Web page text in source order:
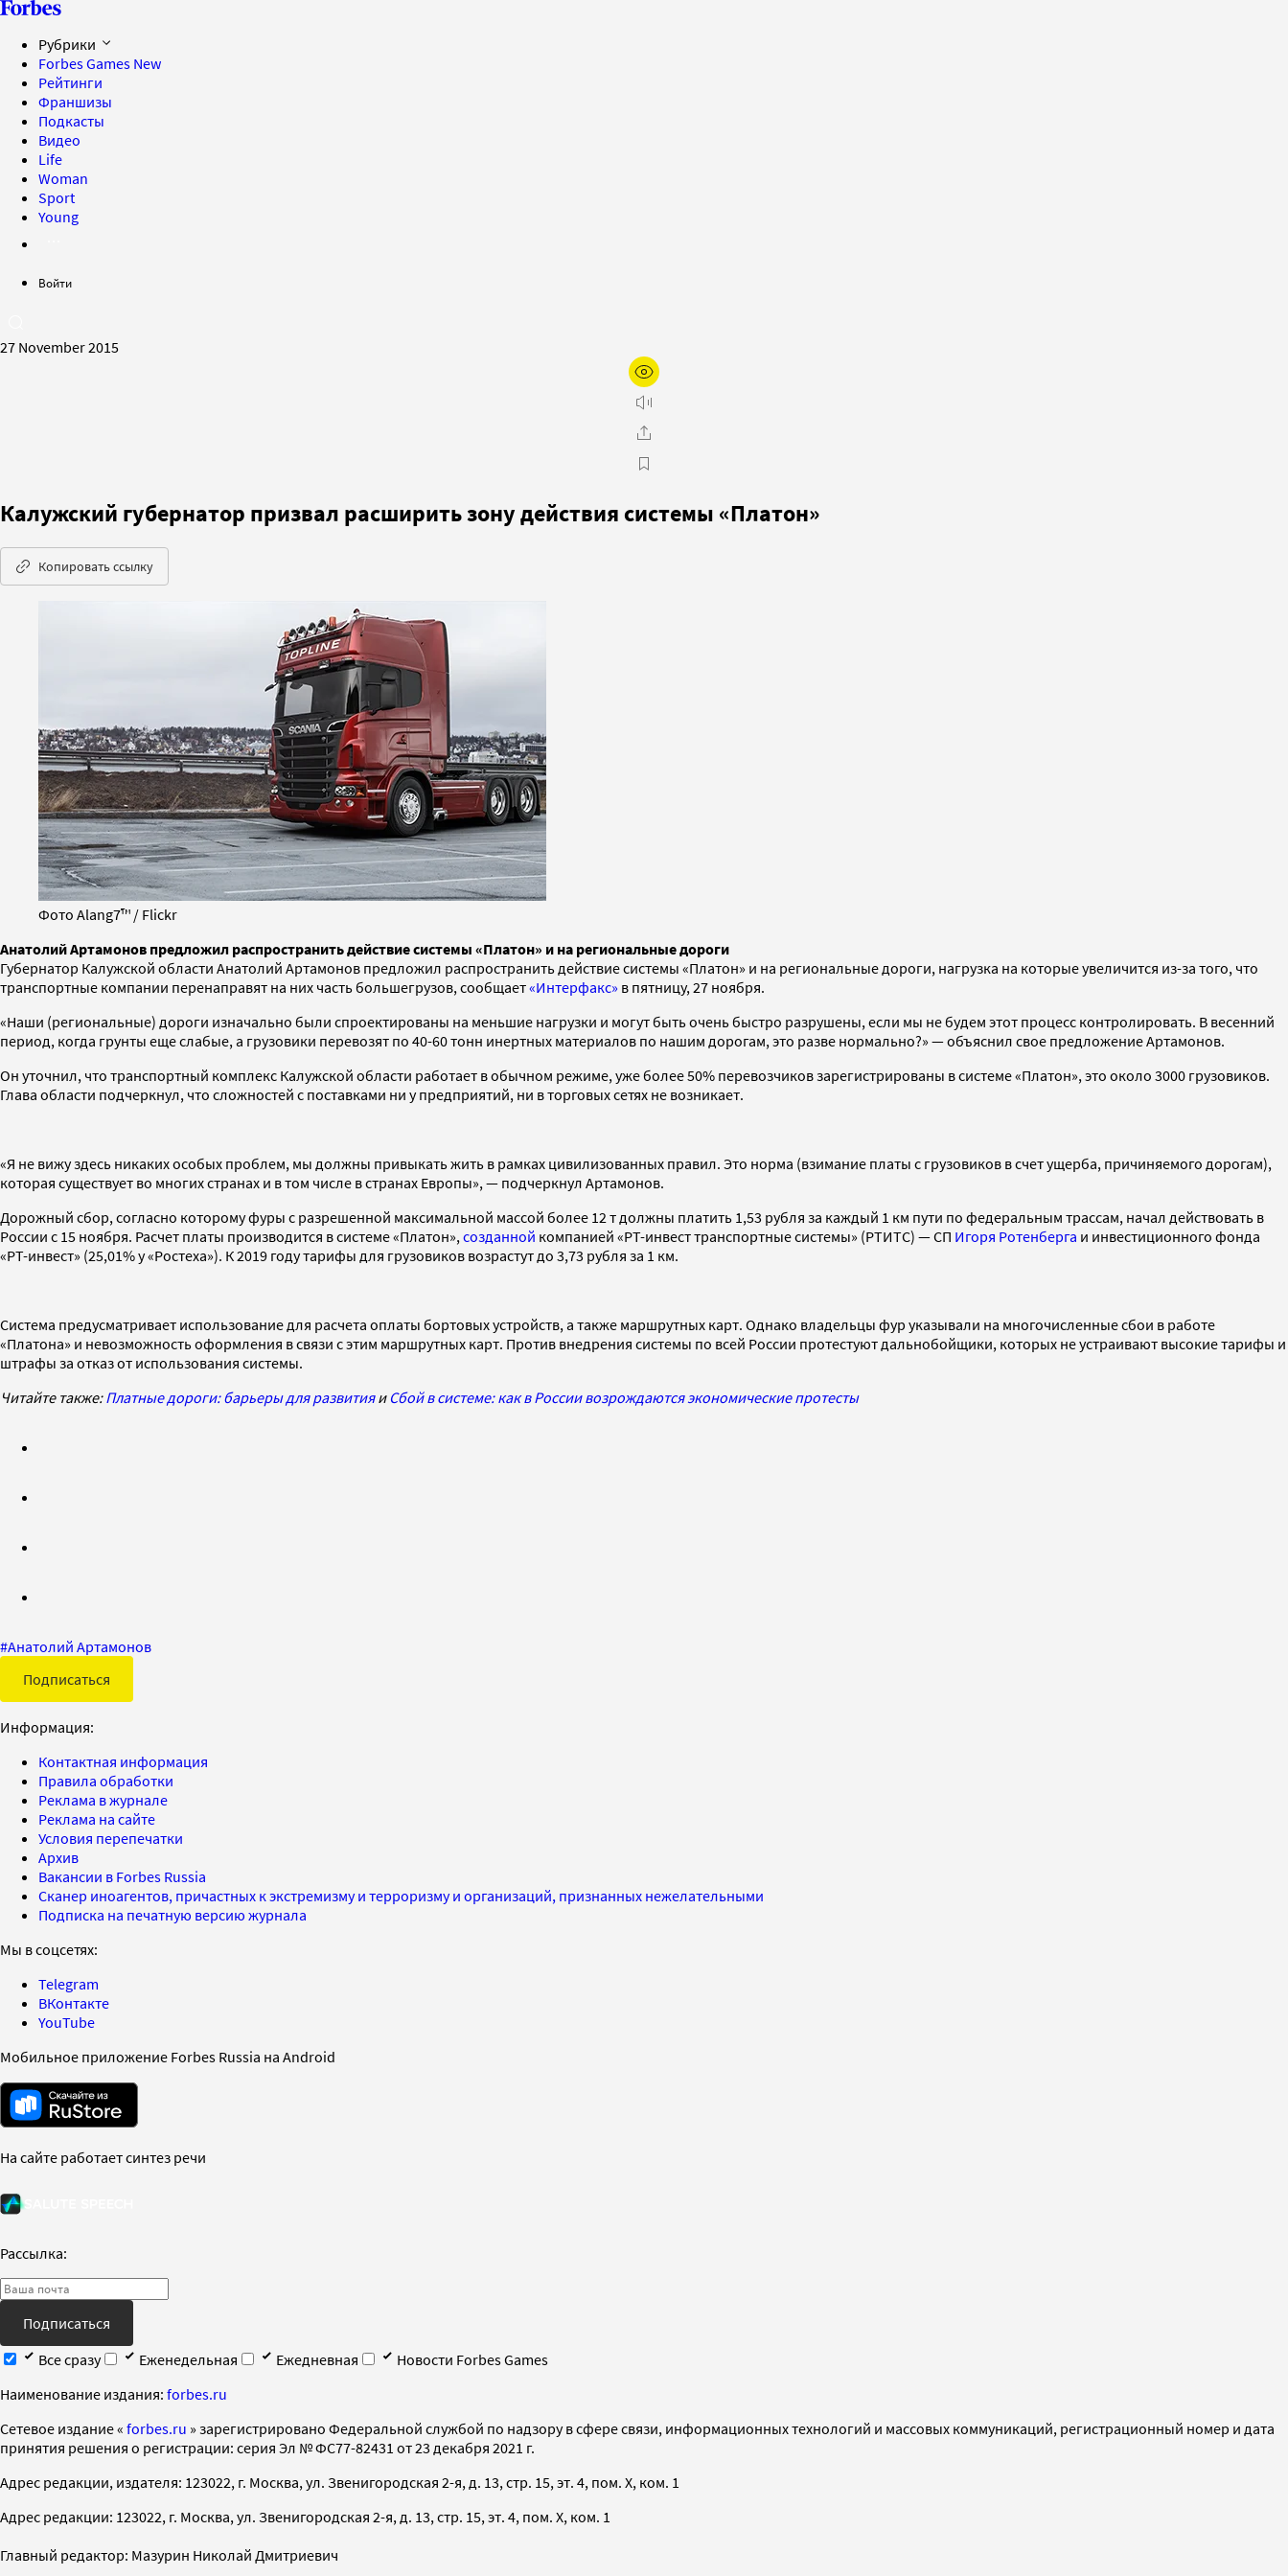
Рубрики
Forbes Games New
Рейтинги
Франшизы
Подкасты
Видео
Life
Woman
Sport
Young
Войти
27 November 2015
Калужский губернатор призвал расширить зону действия системы «Платон»
Копировать ссылку
Фото Alang7™ / Flickr
Анатолий Артамонов предложил распространить действие системы «Платон» и на региональные дороги
Губернатор Калужской области Анатолий Артамонов предложил распространить действие системы «Платон» и на региональные дороги, нагрузка на которые увеличится из-за того, что
транспортные компании перенаправят на них часть большегрузов, сообщает«Интерфакс» в пятницу, 27 ноября.
«Наши (региональные) дороги изначально были спроектированы на меньшие нагрузки и могут быть очень быстро разрушены, если мы не будем этот процесс контролировать. В весенний
период, когда грунты еще слабые, а грузовики перевозят по 40-60 тонн инертных материалов по нашим дорогам, это разве нормально?» — объяснил свое предложение Артамонов.
Он уточнил, что транспортный комплекс Калужской области работает в обычном режиме, уже более 50% перевозчиков зарегистрированы в системе «Платон», это около 3000 грузовиков.
Глава области подчеркнул, что сложностей с поставками ни у предприятий, ни в торговых сетях не возникает.
«Я не вижу здесь никаких особых проблем, мы должны привыкать жить в рамках цивилизованных правил. Это норма (взимание платы с грузовиков в счет ущерба, причиняемого дорогам),
которая существует во многих странах и в том числе в странах Европы», — подчеркнул Артамонов.
Дорожный сбор, согласно которому фуры с разрешенной максимальной массой более 12 т должны платить 1,53 рубля за каждый 1 км пути по федеральным трассам, начал действовать в
России с 15 ноября. Расчет платы производится в системе «Платон», созданной компанией «РТ-инвест транспортные системы» (РТИТС) — СП Игоря Ротенберга и инвестиционного фонда
«РТ-инвест» (25,01% у «Ростеха»). К 2019 году тарифы для грузовиков возрастут до 3,73 рубля за 1 км.
Система предусматривает использование для расчета оплаты бортовых устройств, а также маршрутных карт. Однако владельцы фур указывали на многочисленные сбои в работе
«Платона» и невозможность оформления в связи с этим маршрутных карт. Против внедрения системы по всей России протестуют дальнобойщики, которых не устраивают высокие тарифы и
штрафы за отказ от использования системы.
Читайте также:Платные дороги: барьеры для развитияи Сбой в системе: как в России возрождаются экономические протесты
#Анатолий Артамонов
Подписаться
Информация:
Контактная информация
Правила обработки
Реклама в журнале
Реклама на сайте
Условия перепечатки
Архив
Вакансии в Forbes Russia
Сканер иноагентов, причастных к экстремизму и терроризму и организаций, признанных нежелательными
Подписка на печатную версию журнала
Мы в соцсетях:
Telegram
ВКонтакте
YouTube
Мобильное приложение Forbes Russia на Android
На сайте работает синтез речи
Рассылка:
Подписаться
Все сразу
Еженедельная Ежедневная
Новости Forbes Games
Наименование издания: forbes.ru
Cетевое издание « forbes.ru » зарегистрировано Федеральной службой по надзору в сфере связи, информационных технологий и массовых коммуникаций, регистрационный номер и дата
принятия решения о регистрации: серия Эл № ФС77-82431 от 23 декабря 2021 г.
Адрес редакции, издателя: 123022, г. Москва, ул. Звенигородская 2-я, д. 13, стр. 15, эт. 4, пом. X, ком. 1
Адрес редакции: 123022, г. Москва, ул. Звенигородская 2-я, д. 13, стр. 15, эт. 4, пом. X, ком. 1
Главный редактор: Мазурин Николай Дмитриевич